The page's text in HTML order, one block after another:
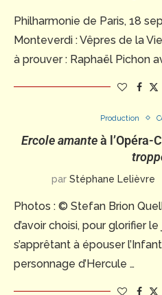
Philharmonie de Paris, 18
Monteverdi : Vêpres de la
à prouver : Raphaël Pichon
Production
Ercole amanteà l’Opéra-
par Stéphane Lelièvre
Photos : © Stefan Brion
d’avoir choisi, pour glorifier
s’apprêtant à épouser
personnage d’Hercule …